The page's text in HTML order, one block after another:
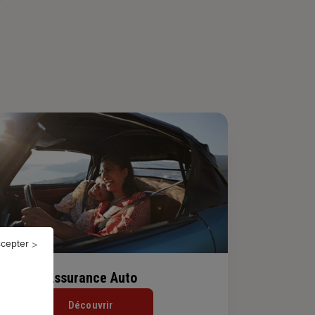
Assurance Auto
Découvrir